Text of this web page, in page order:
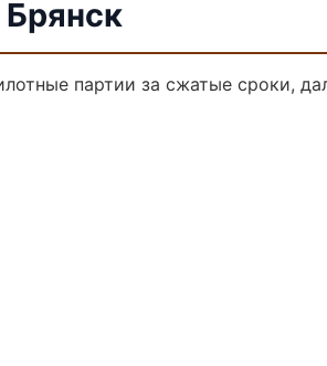
партии за сжатые сроки,